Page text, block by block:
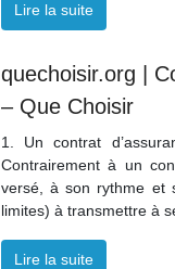
Lire la suite
quechoisir.org |
– Que Choisir
1. Un contrat
Contrairement à un
versé, à son rythme et
limites) à transmettre à
Lire la suite